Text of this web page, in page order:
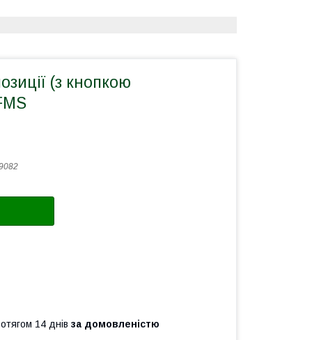
(з кнопкою
14 днів за домовленістю